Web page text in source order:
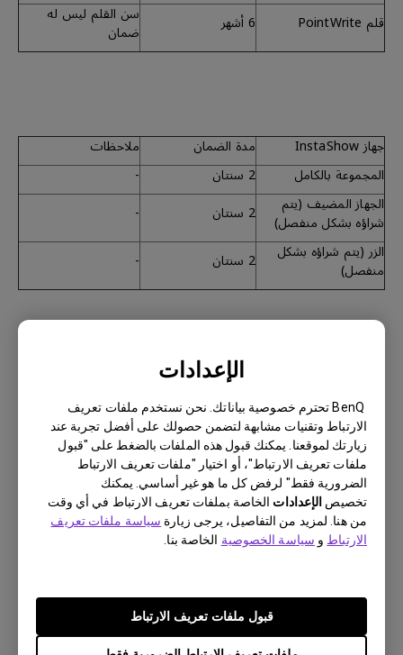
الإعدادات
BenQ تحترم خصوصية بياناتك. نحن نستخدم ملفات تعريف
الارتباط وتقنيات مشابهة لتضمن حصولك على أفضل تجربة عند
زيارتك لموقعنا. يمكنك قبول هذه الملفات بالضغط على "قبول
ملفات تعريف الارتباط"، أو اختيار "ملفات تعريف الارتباط
الضرورية فقط" لرفض كل ما هو غير أساسي. يمكنك
تخصيص الإعدادات الخاصة بملفات تعريف الارتباط في أي وقت
من هنا. لمزيد من التفاصيل، يرجى زيارة سياسة ملفات تعريف
الارتباط و سياسة الخصوصية الخاصة بنا.
قبول ملفات تعريف الارتباط
قلم PointWrite
6 أشهر سن القلم ليس له
ضمان
جهاز InstaShow مدة الضمان
ملاحظات
المجموعة بالكامل
2 سنتان
-
الجهاز المضيف (يتم
شراؤه بشكل منفصل) 2 سنتان
-
الزر (يتم شراؤه بشكل
منفصل) 2 سنتان -
مدة الضمان
جهاز QCast (QP
Series) 12 شهر
-
مجموعة البث اللاسلكي
عالي الدقة (WDP
Series)
12 شهر -
الملحقات الأخرى والقطع الإستهلاكية